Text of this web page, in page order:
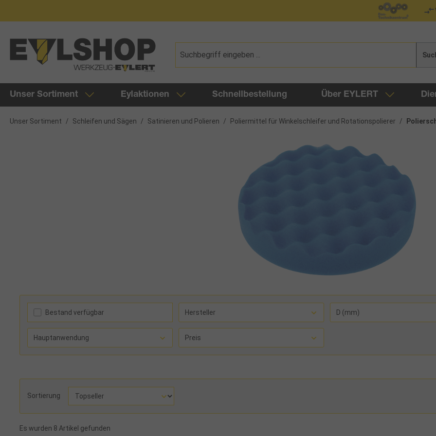
Unser Sortiment Eylaktionen Schnellbestellung Über EYLERT
Unser Sortiment / Schleifen und Sägen / Satinieren und Polieren / Poliermittel für Winkelschleifer und Rotationspolierer /
Bestand verfügbar Hersteller D (mm)
Hauptanwendung Preis
Sortierung
Es wurden 8 Artikel gefunden